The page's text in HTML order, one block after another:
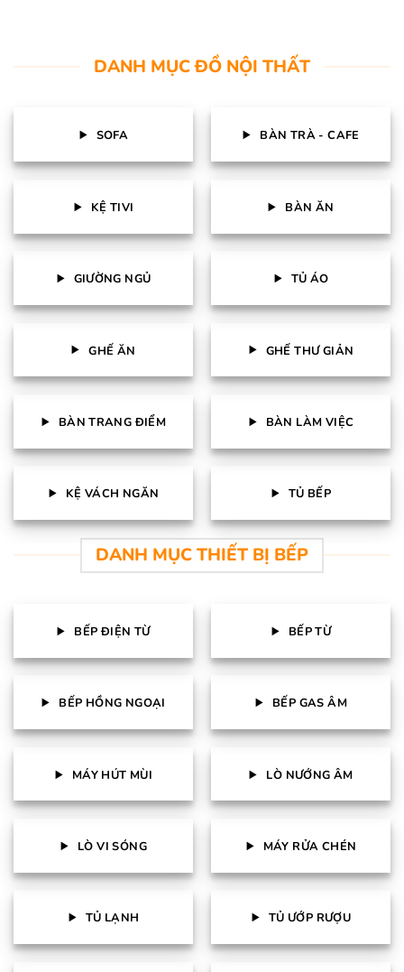
DANH MỤC ĐỒ NỘI THẤT
SOFA BÀN TRÀ - CAFE
KỆ TIVI BÀN ĂN
GIƯỜNG NGỦ TỦ ÁO
GHẾ ĂN GHẾ THƯ GIẢN
BÀN TRANG ĐIỂM BÀN LÀM VIỆC
KỆ VÁCH NGĂN TỦ BẾP
DANH MỤC THIẾT BỊ BẾP
BẾP ĐIỆN TỪ BẾP TỪ
BẾP HỒNG NGOẠI BẾP GAS ÂM
MÁY HÚT MÙI LÒ NƯỚNG ÂM
LÒ VI SÓNG MÁY RỬA CHÉN
TỦ LẠNH TỦ ƯỚP RƯỢU